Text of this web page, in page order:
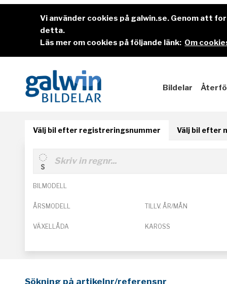
Vi använder cookies på galwin.se. Genom att
detta.
Läs mer om cookies på följande länk: Om
Bildelar
Välj bil efter registreringsnummer Välj bil efter
BILMODELL
ÅRSMODELL TILLV. ÅR/MÅN
VÄXELLÅDA KAROSS
Sökning på artikelnr/referensnr